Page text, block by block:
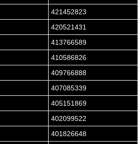
421452823
420521431
413766589
410586826
409766888
407085339
405151869
402099522
401826648